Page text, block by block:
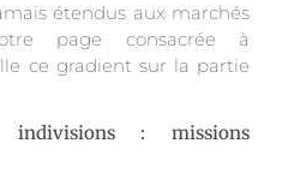
étendus aux marchés
page consacrée à
ce gradient sur la partie
indivisions : missions